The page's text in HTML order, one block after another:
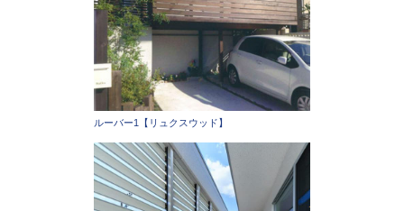
ルーバー1【リュクスウッド】